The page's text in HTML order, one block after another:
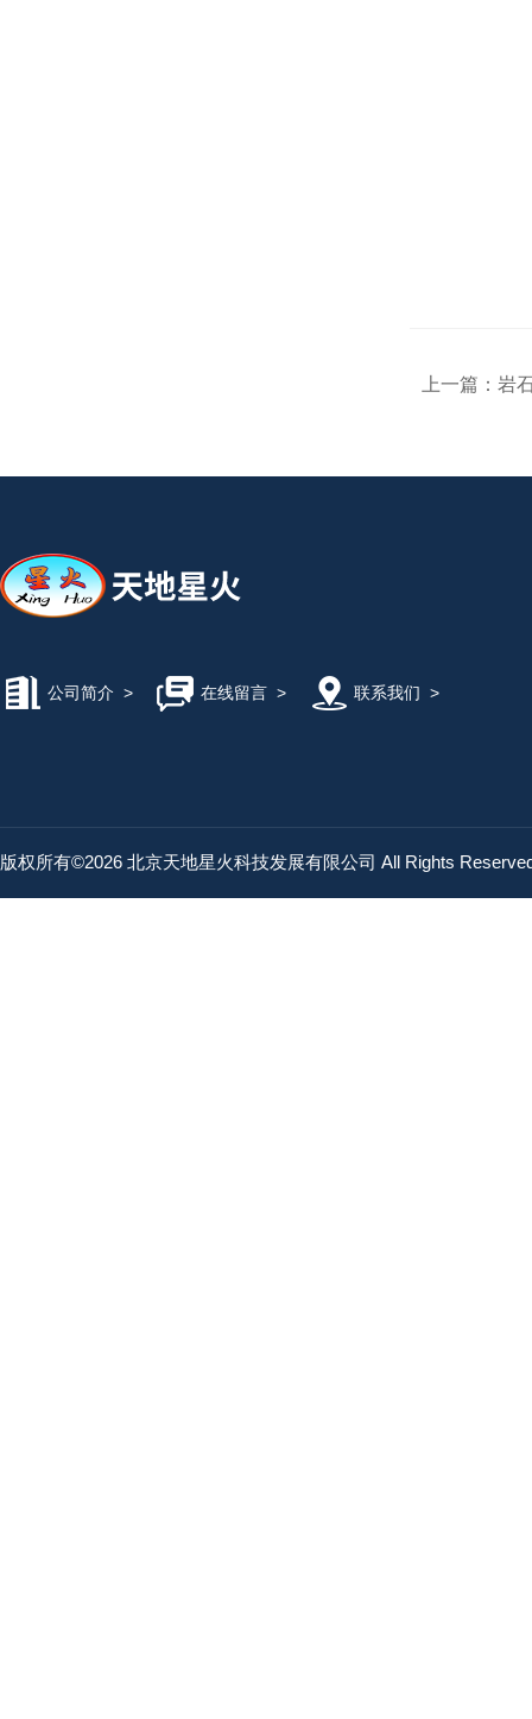
上一篇： 岩
公司简介 > 在线留言> 联系我们 >
版权所有©2026 北京天地星火科技发展有限公司 All Rights